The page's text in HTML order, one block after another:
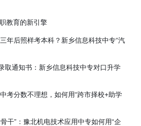
教育的新引擎
年后照样考本科？新乡信息科技中专“汽
取通知书：新乡信息科技中专对口升学
考分数不理想，如何用“跨市择校+助学
骨干”：豫北机电技术应用中专如何用“企